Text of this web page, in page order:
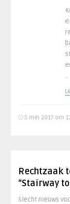
..
5 mei 2017 om
Rechtzaak
“Stairway
Slecht nieuws